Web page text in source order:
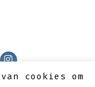
cookies om